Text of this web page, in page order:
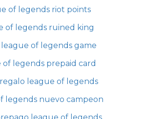
of legends riot points
of legends ruined king
of legends game
of legends prepaid card
league of legends
legends nuevo campeon
league of legends